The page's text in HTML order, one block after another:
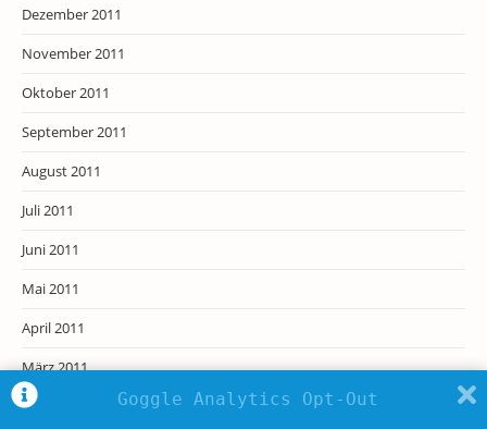
Dezember 2011
November 2011
Oktober 2011
September 2011
August 2011
Juli 2011
Juni 2011
Mai 2011
April 2011
März 2011
Februar 2011
Goggle Analytics Opt-Out